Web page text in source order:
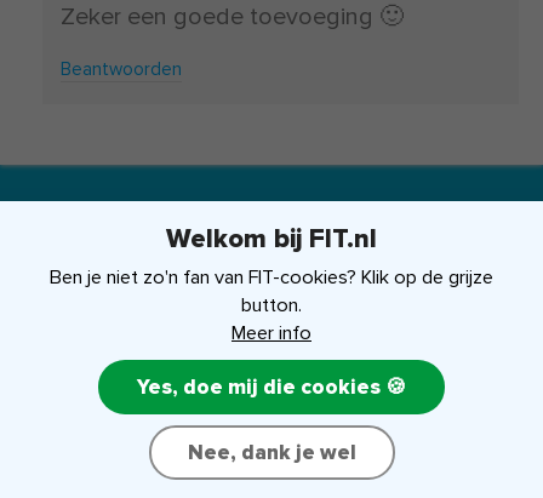
Zeker een goede toevoeging 🙂
Beantwoorden
Contact & adres:
E: team@fit.nl
T: 0502111871
Algemene voorwaarden
Welkom bij FIT.nl
Ben je niet zo'n fan van FIT-cookies? Klik op de grijze
button.
Meer info
Yes, doe mij die cookies 🍪
Nee, dank je wel